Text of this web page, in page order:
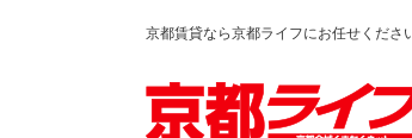
京都賃貸なら京都ライフにお任せくださ